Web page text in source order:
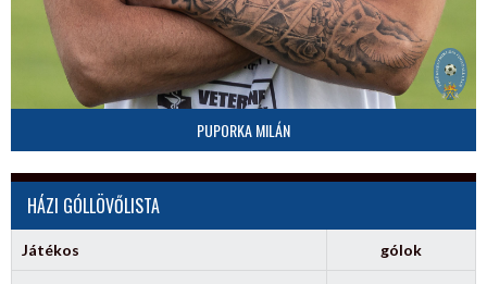
PUPORKA MILÁN
HÁZI GÓLLÖVŐLISTA
Játékos gólok